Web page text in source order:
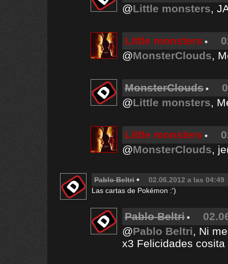
@Little monsters,
Little monsters
@MonsterClouds,
MonsterClouds
@Little monsters,
Little monsters
@MonsterClouds,
Pablo Beltri
02.06.2012 a las 04:49
Las cartas de Pokémon :')
Pablo Beltri
@Pablo Beltri, Ni
x3 Felicidades cosita